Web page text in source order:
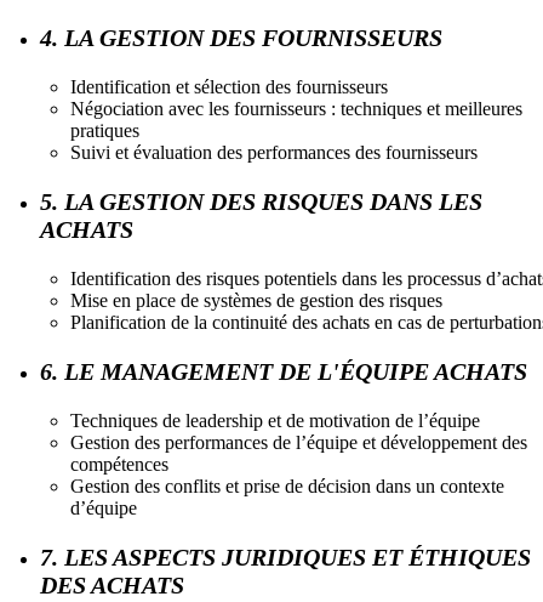
4. LA GESTION DES FOURNISSEURS
Identification et sélection des fournisseurs
Négociation avec les fournisseurs : techniques et meilleures
pratiques
Suivi et évaluation des performances des fournisseurs
5. LA GESTION DES RISQUES DANS LES
ACHATS
Identification des risques potentiels dans les processus
Mise en place de systèmes de gestion des risques
Planification de la continuité des achats en cas de
6. LE MANAGEMENT DE L'ÉQUIPE ACHATS
Techniques de leadership et de motivation de l’équipe
Gestion des performances de l’équipe et développement des
compétences
Gestion des conflits et prise de décision dans un contexte
d’équipe
7. LES ASPECTS JURIDIQUES ET ÉTHIQUES
DES ACHATS